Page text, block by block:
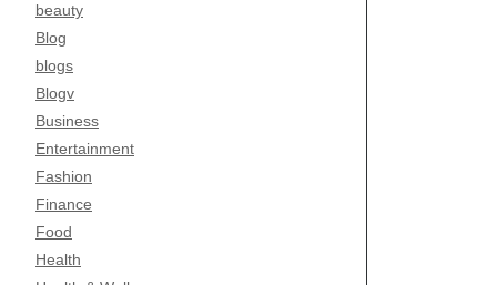
beauty
Blog
blogs
Blogv
Business
Entertainment
Fashion
Finance
Food
Health